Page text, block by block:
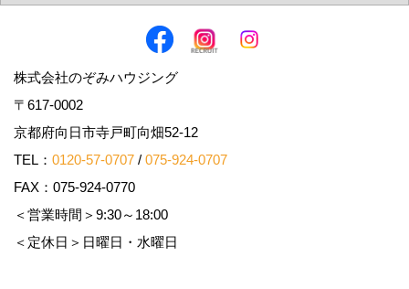
株式会社のぞみハウジング
〒617-0002
京都府向日市寺戸町向畑52-12
TEL： 0120-57-0707 / 075-924-0707
FAX：075-924-0770
＜営業時間＞9:30～18:00
＜定休日＞日曜日・水曜日